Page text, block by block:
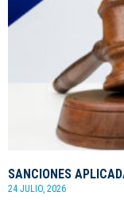
SANCIONES
24 JULIO, 2026